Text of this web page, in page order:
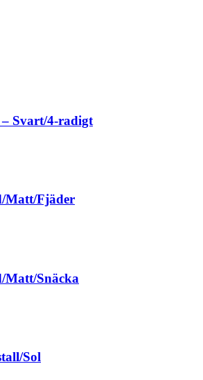
Svart/4-radigt
Matt/Fjäder
Matt/Snäcka
Sol